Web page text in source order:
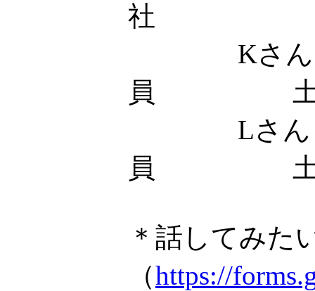
社 土
Kさん
員 土
Lさん
員 土
＊話してみた
（https://